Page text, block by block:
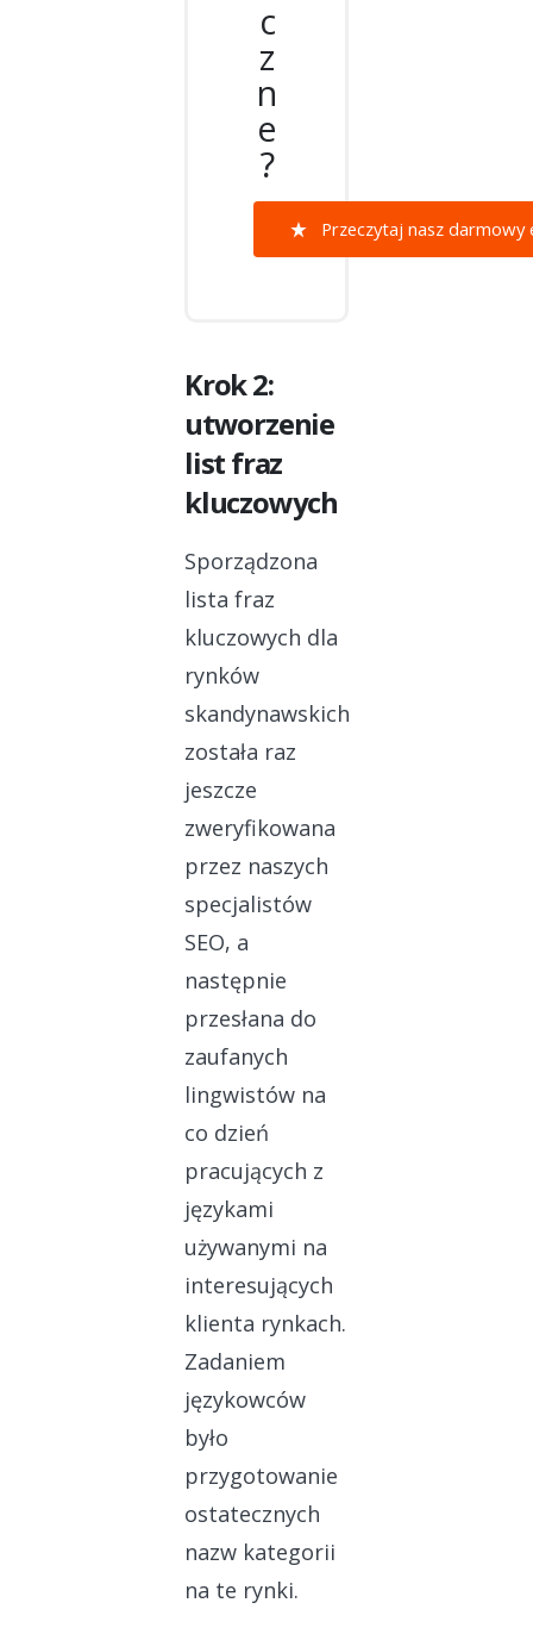
c
z
n
e
?
Przeczytaj nasz darmowy
Krok 2:
utworzenie
list fraz
kluczowych
Sporządzona
lista fraz
kluczowych dla
rynków
skandynawskich
została raz
jeszcze
zweryfikowana
przez naszych
specjalistów
SEO, a
następnie
przesłana do
zaufanych
lingwistów na
co dzień
pracujących z
językami
używanymi na
interesujących
klienta rynkach.
Zadaniem
językowców
było
przygotowanie
ostatecznych
nazw kategorii
na te rynki.